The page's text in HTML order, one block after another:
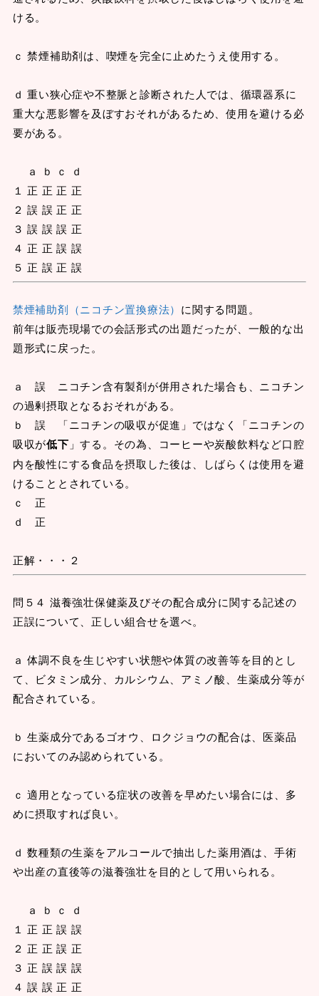
ける。
ｃ 禁煙補助剤は、喫煙を完全に止めたうえ使用する。
ｄ 重い狭心症や不整脈と診断された人では、循環器系に
重大な悪影響を及ぼすおそれがあるため、使用を避ける必
要がある。
ａ ｂ ｃ ｄ
１ 正 正 正 正
２ 誤 誤 正 正
３ 誤 誤 誤 正
４ 正 正 誤 誤
５ 正 誤 正 誤
禁煙補助剤（ニコチン置換療法） に関する問題。
前年は販売現場での会話形式の出題だったが、一般的な出
題形式に戻った。
ａ 誤 ニコチン含有製剤が併用された場合も、ニコチン
の過剰摂取となるおそれがある。
ｂ 誤 「ニコチンの吸収が促進」ではなく「ニコチンの
吸収が低下 」する。その為、コーヒーや炭酸飲料など口腔
内を酸性にする食品を摂取した後は、しばらくは使用を避
けることとされている。
ｃ 正
ｄ 正
正解・・・２
問５４ 滋養強壮保健薬及びその配合成分に関する記述の
正誤について、正しい組合せを選べ。
ａ 体調不良を生じやすい状態や体質の改善等を目的とし
て、ビタミン成分、カルシウム、アミノ酸、生薬成分等が
配合されている。
ｂ 生薬成分であるゴオウ、ロクジョウの配合は、医薬品
においてのみ認められている。
ｃ 適用となっている症状の改善を早めたい場合には、多
めに摂取すれば良い。
ｄ 数種類の生薬をアルコールで抽出した薬用酒は、手術
や出産の直後等の滋養強壮を目的として用いられる。
ａ ｂ ｃ ｄ
１ 正 正 誤 誤
２ 正 正 誤 正
３ 正 誤 誤 誤
４ 誤 誤 正 正